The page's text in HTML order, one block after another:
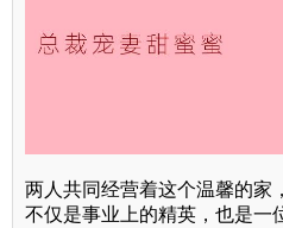
两人共同经营着这个温馨的家
不仅是事业上的精英，也是一